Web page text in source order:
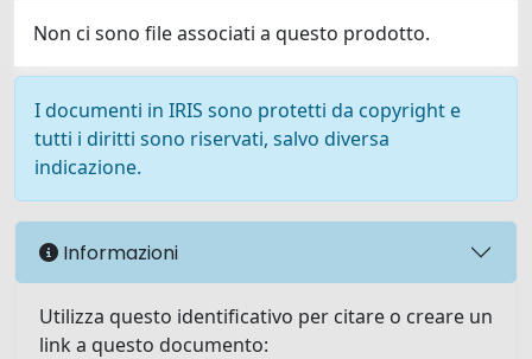
Non ci sono file associati a questo prodotto.
I documenti in IRIS sono protetti da copyright e
tutti i diritti sono riservati, salvo diversa
indicazione.
Informazioni
Utilizza questo identificativo per citare o creare un
link a questo documento: